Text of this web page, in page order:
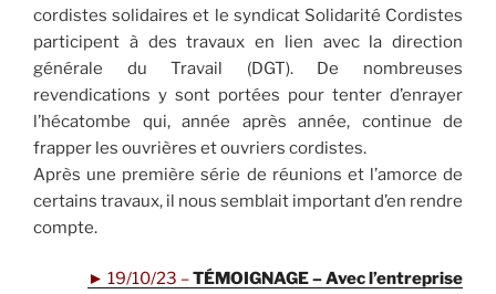
cordistes solidaires et le syndicat Solidarité Cordistes
participent à des travaux en lien avec la direction
générale du Travail (DGT). De nombreuses
revendications y sont portées pour tenter d’enrayer
l’hécatombe qui, année après année, continue de
frapper les ouvrières et ouvriers cordistes.
Après une première série de réunions et l’amorce de
certains travaux, il nous semblait important d’en rendre
compte.
► 19/10/23 –TÉMOIGNAGE– Avec l’entreprise